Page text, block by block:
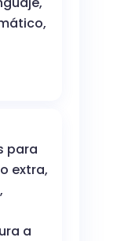
para
extra,
a